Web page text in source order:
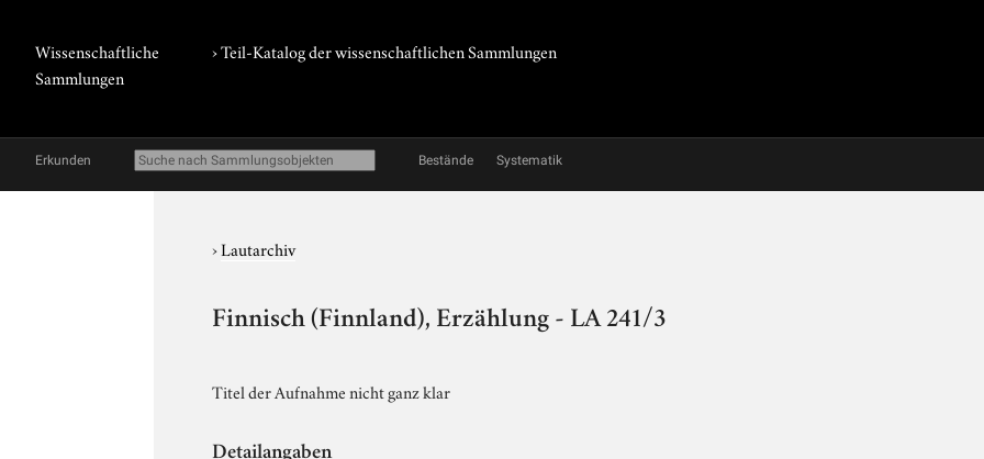
Wissenschaftliche
Sammlungen
› Teil-Katalog der wissenschaftlichen Sammlungen
Erkunden Bestände Systematik
›Lautarchiv
Finnisch (Finnland), Erzählung - LA 241/3
Titel der Aufnahme nicht ganz klar
Detailangaben